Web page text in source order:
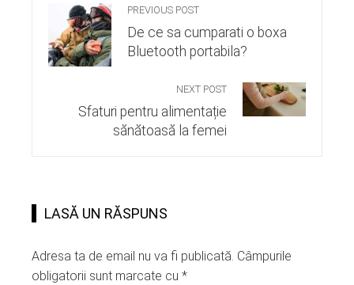
PREVIOUS POST
De ce sa cumparati o boxa
Bluetooth portabila?
NEXT POST
Sfaturi pentru alimentație
sănătoasă la femei
LASĂ UN RĂSPUNS
Adresa ta de email nu va fi publicată. Câmpurile
obligatorii sunt marcate cu *